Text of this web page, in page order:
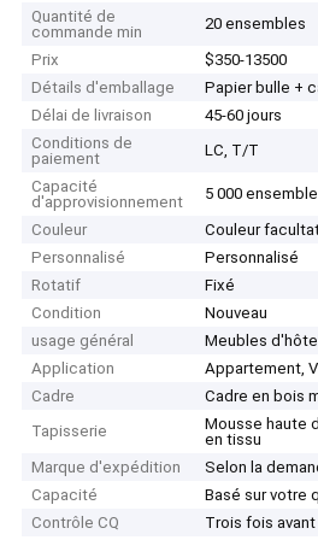
Quantité de
commande min
20 ensembles
Prix
$350-13500
Détails d'emballage
Papier bulle +
Délai de livraison
45-60 jours
Conditions de
paiement
LC, T/T
Capacité
d'approvisionnement
5 000
Couleur
Couleur
Personnalisé
Personnalisé
Rotatif
Fixé
Condition
Nouveau
usage général
Meubles
Application
Appartement,
Cadre
Cadre en bois
Tapisserie
Mousse haute
en tissu
Marque d'expédition
Selon la
Capacité
Basé sur votre
Contrôle CQ
Trois fois